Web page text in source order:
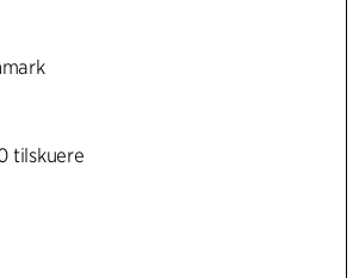
tilskuere